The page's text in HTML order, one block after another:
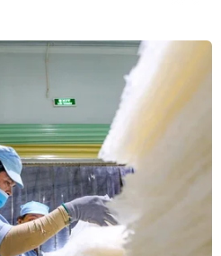
VIỆT NAM
DUẨN
THỊ TÁM, KHÚC THANH
Quy định sử dụng
Hỗ trợ
TTXVN
Quảng cáo